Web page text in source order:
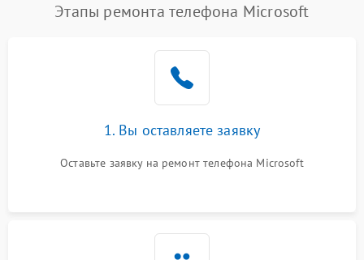
Этапы ремонта телефона Microsoft
1. Вы оставляете заявку
Оставьте заявку на ремонт телефона Microsoft